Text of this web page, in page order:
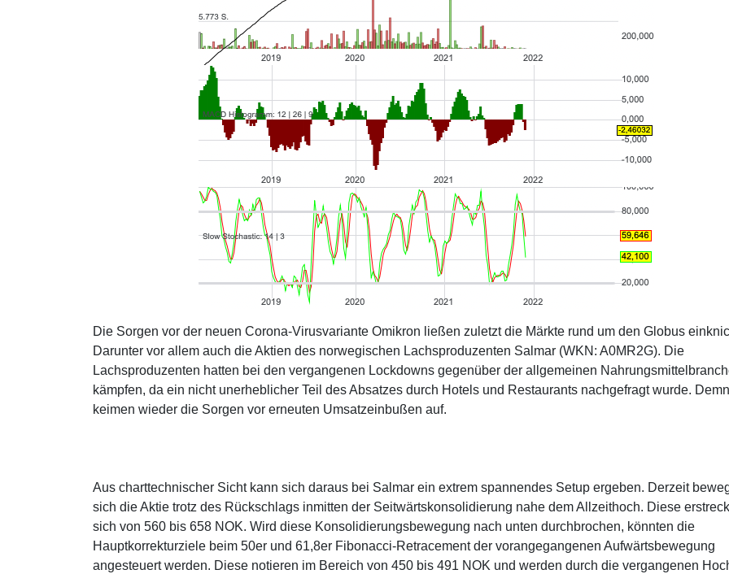
Die Sorgen vor der neuen Corona-Virusvariante Omikron ließen zuletzt die Märkte rund um den Globus
Darunter vor allem auch die Aktien des norwegischen Lachsproduzenten Salmar (WKN: A0MR2G). Die
Lachsproduzenten hatten bei den vergangenen Lockdowns gegenüber der allgemeinen
kämpfen, da ein nicht unerheblicher Teil des Absatzes durch Hotels und Restaurants nachgefragt wurde.
keimen wieder die Sorgen vor erneuten Umsatzeinbußen auf.
Aus charttechnischer Sicht kann sich daraus bei Salmar ein extrem spannendes Setup ergeben. Derzeit
sich die Aktie trotz des Rückschlags inmitten der Seitwärtskonsolidierung nahe dem Allzeithoch. Diese
sich von 560 bis 658 NOK. Wird diese Konsolidierungsbewegung nach unten durchbrochen, könnten die
Hauptkorrekturziele beim 50er und 61,8er Fibonacci-Retracement der vorangegangenen Aufwärtsbewegung
angesteuert werden. Diese notieren im Bereich von 450 bis 491 NOK und werden durch die vergangenen